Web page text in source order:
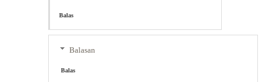
Balas
Balasan
Balas